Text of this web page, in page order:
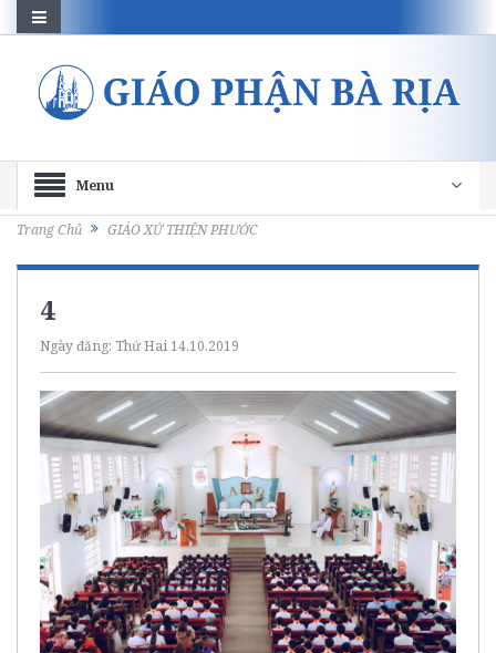
Menu
Trang Chủ GIÁO XỨ THIỆN PHƯỚC
4
Ngày đăng: Thứ Hai 14.10.2019